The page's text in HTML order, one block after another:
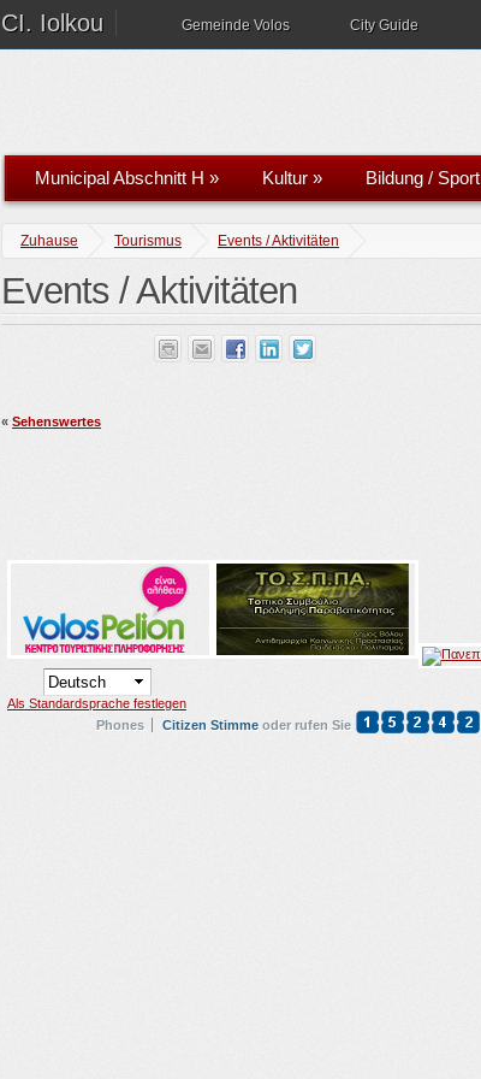
CI. Iolkou Gemeinde Volos City Guide
Municipal Abschnitt H » Kultur » Bildung / Sport
Zuhause Tourismus Events / Aktivitäten
Events / Aktivitäten
« Sehenswertes
Als Standardsprache festlegen
Phones
Citizen Stimme oder rufen Sie